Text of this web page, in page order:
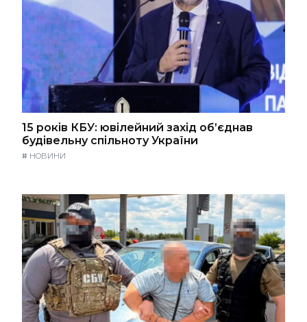
15 років КБУ: ювілейний захід об’єднав
будівельну спільноту України
# НОВИНИ